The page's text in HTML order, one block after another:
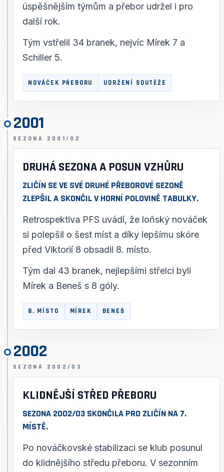
úspěšnějším týmům a přebor udržel i pro
další rok.
Tým vstřelil 34 branek, nejvíc Mírek 7 a
Schiller 5.
NOVÁČEK PŘEBORU UDRŽENÍ SOUTĚŽE
2001
SEZONA 2001/02
DRUHÁ SEZONA A POSUN VZHŮRU
ZLIČÍN SE VE SVÉ DRUHÉ PŘEBOROVÉ SEZONĚ
ZLEPŠIL A SKONČIL V HORNÍ POLOVINĚ TABULKY.
Retrospektiva PFS uvádí, že loňský nováček
si polepšil o šest míst a díky lepšímu skóre
před Viktorií 8 obsadil 8. místo.
Tým dal 43 branek, nejlepšími střelci byli
Mírek a Beneš s 8 góly.
8. MÍSTO MÍREK BENEŠ
2002
SEZONA 2002/03
KLIDNĚJŠÍ STŘED PŘEBORU
SEZONA 2002/03 SKONČILA PRO ZLIČÍN NA 7.
MÍSTĚ.
Po nováčkovské stabilizaci se klub posunul
do klidnějšího středu přeboru. V sezonním